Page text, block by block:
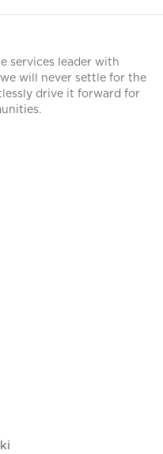
services leader with
will never settle for the
drive it forward for